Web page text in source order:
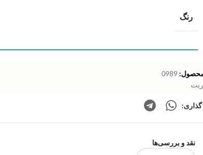
رنگ
0989
نقد و بررسی‌ها